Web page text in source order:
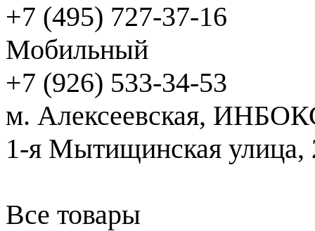
+7 (495) 727-37-16
Мобильный
+7 (926) 533-34-53
м. Алексеевская,
1-я Мытищинская улица,
Все товары